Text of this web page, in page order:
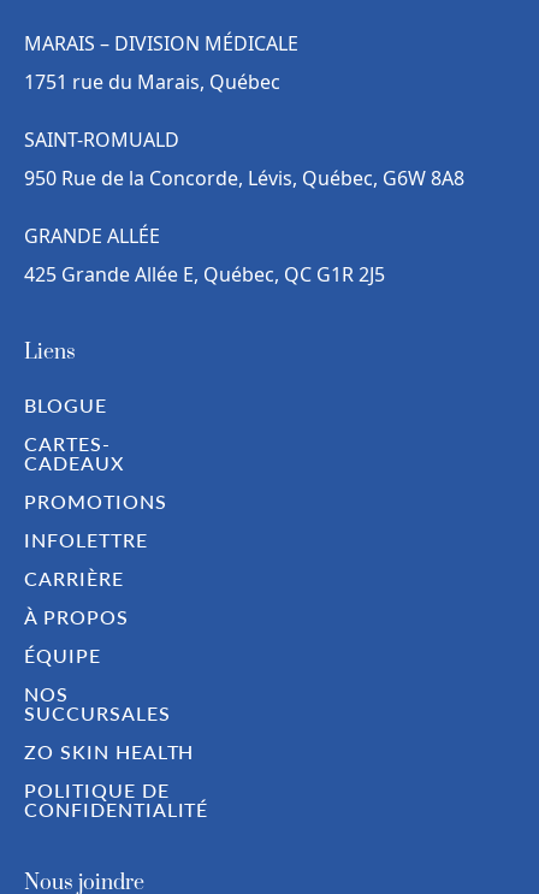
MARAIS – DIVISION MÉDICALE
1751 rue du Marais, Québec
SAINT-ROMUALD
950 Rue de la Concorde, Lévis, Québec, G6W 8A8
GRANDE ALLÉE
425 Grande Allée E, Québec, QC G1R 2J5
Liens
BLOGUE
CARTES-
CADEAUX
PROMOTIONS
INFOLETTRE
CARRIÈRE
À PROPOS
ÉQUIPE
NOS
SUCCURSALES
ZO SKIN HEALTH
POLITIQUE DE
CONFIDENTIALITÉ
Nous joindre